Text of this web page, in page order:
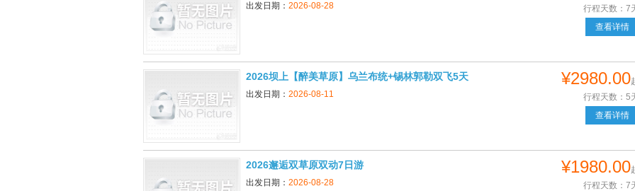
出发日期： 2026-08-28
行程天数：7
查看详情
2026坝上【醉美草原】乌兰布统+锡林郭勒双飞5天
出发日期： 2026-08-11
¥2980.00
行程天数：5
查看详情
2026邂逅双草原双动7日游
出发日期： 2026-08-28
¥1980.00
行程天数：7